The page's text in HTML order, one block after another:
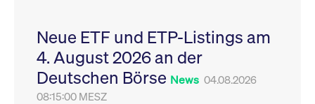
Neue ETF und ETP-Listings am
4. August 2026 an der
Deutschen Börse News 04.08.2026
08:15:00 MESZ